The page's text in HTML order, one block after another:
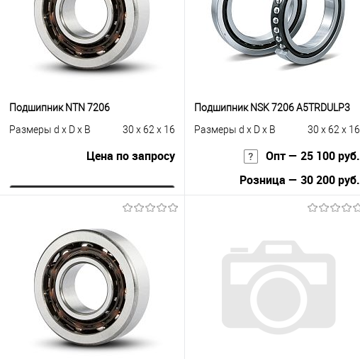
Подшипник NTN 7206
Размеры d x D x B
30 x 62 x 16
Цена по запросу
Запросить цену
Купить в 1 клик
К сравнению
В избранное
Под заказ
Подшипник NSK 7206 A5TRDULP3
Размеры d x D x B
30 x 62 x 16
Опт — 25 100 руб.
Розница — 30 200 руб.
Купить в 1 клик
К сравнению
В избранное
Под заказ